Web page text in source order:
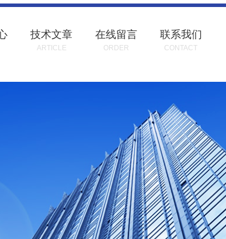
技术文章
ARTICLE
在线留言
ORDER
联系我们
CONTACT